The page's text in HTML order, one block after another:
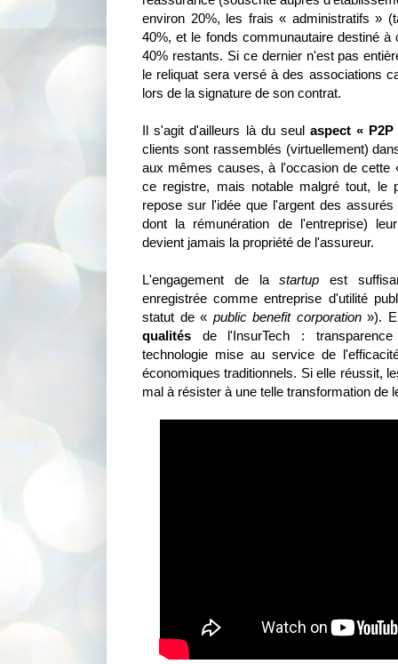
environ 20%, les frais « administratifs »
40%, et le fonds communautaire destiné
40% restants. Si ce dernier n'est pas
le reliquat sera versé à des associations
lors de la signature de son contrat.
Il s'agit d'ailleurs là du seulaspect « P2P
clients sont rassemblés (virtuellement)
aux mêmes causes, à l'occasion de cette
ce registre, mais notable malgré tout, le
repose sur l'idée que l'argent des
dont la rémunération de l'entreprise)
devient jamais la propriété de l'assureur.
L'engagement de lastartup est
enregistrée comme entreprise d'utilité
statut de « public benefit corporation»).
qualités de l'InsurTech :
technologie mise au service de
économiques traditionnels. Si elle réussit,
mal à résister à une telle transformation de